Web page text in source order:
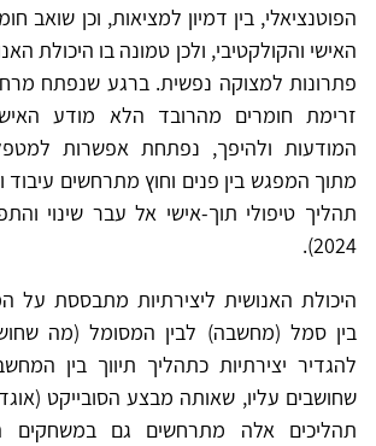
הפוטנציאלי, בין דמיון למציאות, וכן שואב
האישי והקולקטיבי, ולכן טמונה בו היכולת
פתרונות למצוקה נפשית. ברגע שנפתח
זרימת חומרים מהרובד הלא מודע
המודעות ולהיפך, נפתחת אפשרות
מתוך המפגש בין פנים וחוץ מתרחשים
תהליך טיפולי תוך-אישי אל עבר שינוי
2024).
היכולת האנושית ליצירתיות מתבססת על
בין סמל (מחשבה) לבין המסומל (מה
להגדיר יצירתיות כתהליך תיווך בין
תהליכים אלה מתרחשים גם במשחקים